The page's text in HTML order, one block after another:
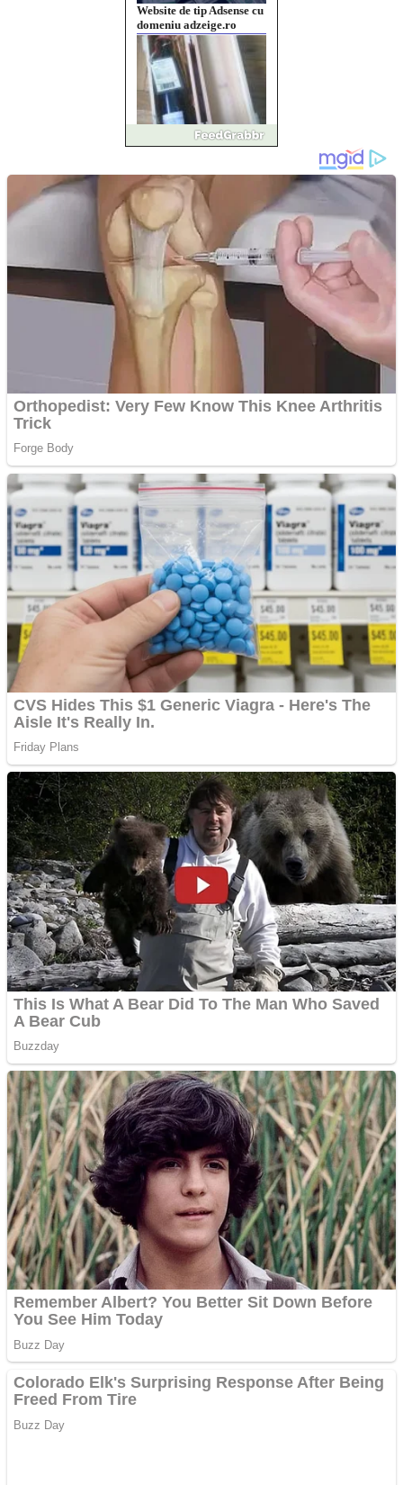
Website de tip Adsense cu
domeniu adzeige.ro
Vând sticlă cu vin din
Chardonnay
Împrumut si investitii
Vând domeniu+website
de publicitate de tip
Adsense
Pastorul Liviu Radu a
trecut la Domnul
Anchetă incendiară la
Gherla, polițist acuzat de
abuz în serviciu
Covid-19: 755 de cazuri
metale
Răcitor de apă CW5000
pentru freze cu laser fără
metale